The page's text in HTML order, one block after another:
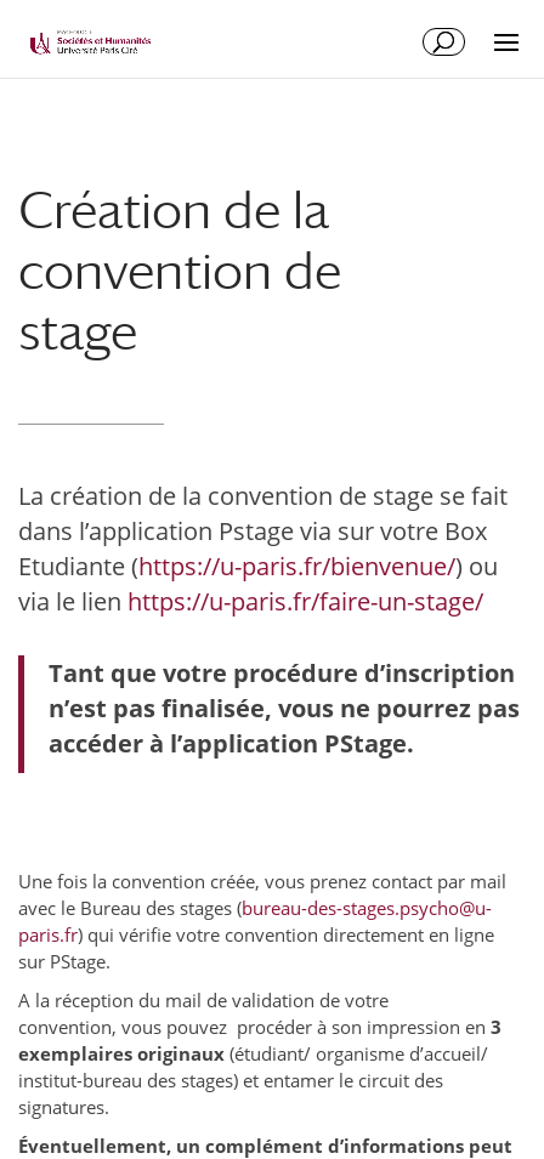
Création de la
convention de
stage
La création de la convention de stage se fait
dans l’application Pstage via sur votre Box
Etudiante (https://u-paris.fr/bienvenue/) ou
via le lien https://u-paris.fr/faire-un-stage/
Tant que votre procédure d’inscription
n’est pas finalisée, vous ne pourrez pas
accéder à l’application PStage.
Une fois la convention créée, vous prenez contact par mail
avec le Bureau des stages (bureau-des-stages.psycho@u-
paris.fr) qui vérifie votre convention directement en ligne
sur PStage.
A la réception du mail de validation de votre
convention, vous pouvez procéder à son impression en 3
exemplaires originaux (étudiant/ organisme d’accueil/
institut-bureau des stages) et entamer le circuit des
signatures.
Éventuellement, un complément d’informations peut